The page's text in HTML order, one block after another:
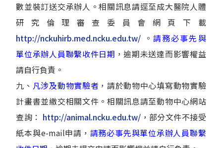
數並裝訂送交承辦人。相關訊息請逕至成大醫院人體
研究倫理審查委員會網頁下載
http://nckuhirb.med.ncku.edu.tw/ 。 請務必事先與
單位承辦人員聯繫收件日期 ，逾期未送達而影響權益
請自行負責。
九、 凡涉及動物實驗者 ，請於動物中心填寫動物實驗
計畫書並繳交相關文件。相關訊息請至動物中心網站
查詢： http://animal.ncku.edu.tw/ ，部分文件不接受
紙本與e-mail申請， 請務必事先與單位承辦人員聯繫